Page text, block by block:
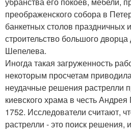
преображенского собора в
банкетных столов праздничных
строительство большого
Шепелева.
Иногда такая загруженность
некоторым просчетам
неудачные решения растрелли
киевского храма в честь
1752. Исследователи считают,
растрелли - это поиск решения,